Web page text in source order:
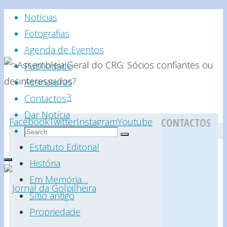
Skip
content
Notícias
Fotografias
Agenda de Eventos
Publicidade
Assinaturas
Contactos
Dar Notícia
Search
Search
for:
Search
Home
3
-
Notícia
Cultura
Geral
do
CRG:
Cultura,
Desporto,
Economia
>Assembleia
FacebookTwitterInstagramYoutube
Estatuto Editorial
História
Em Memória…
Sítio antigo
Propriedade
CONTACTOS